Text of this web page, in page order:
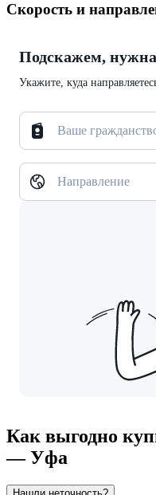
Скорость и
Подскажем,
Укажите, куда
Ваше
Направление
Как выгодно
— Уфа